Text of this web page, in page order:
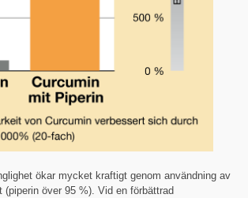
ökar mycket kraftigt genom användning av
(piperin över 95 %). Vid en förbättrad